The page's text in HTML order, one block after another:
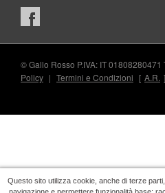
Questo sito utilizza cookie, anche di terze
© Gallo Rosso P.IVA: IT 01808280471
Policy | Termini e Condizioni [ A.R.